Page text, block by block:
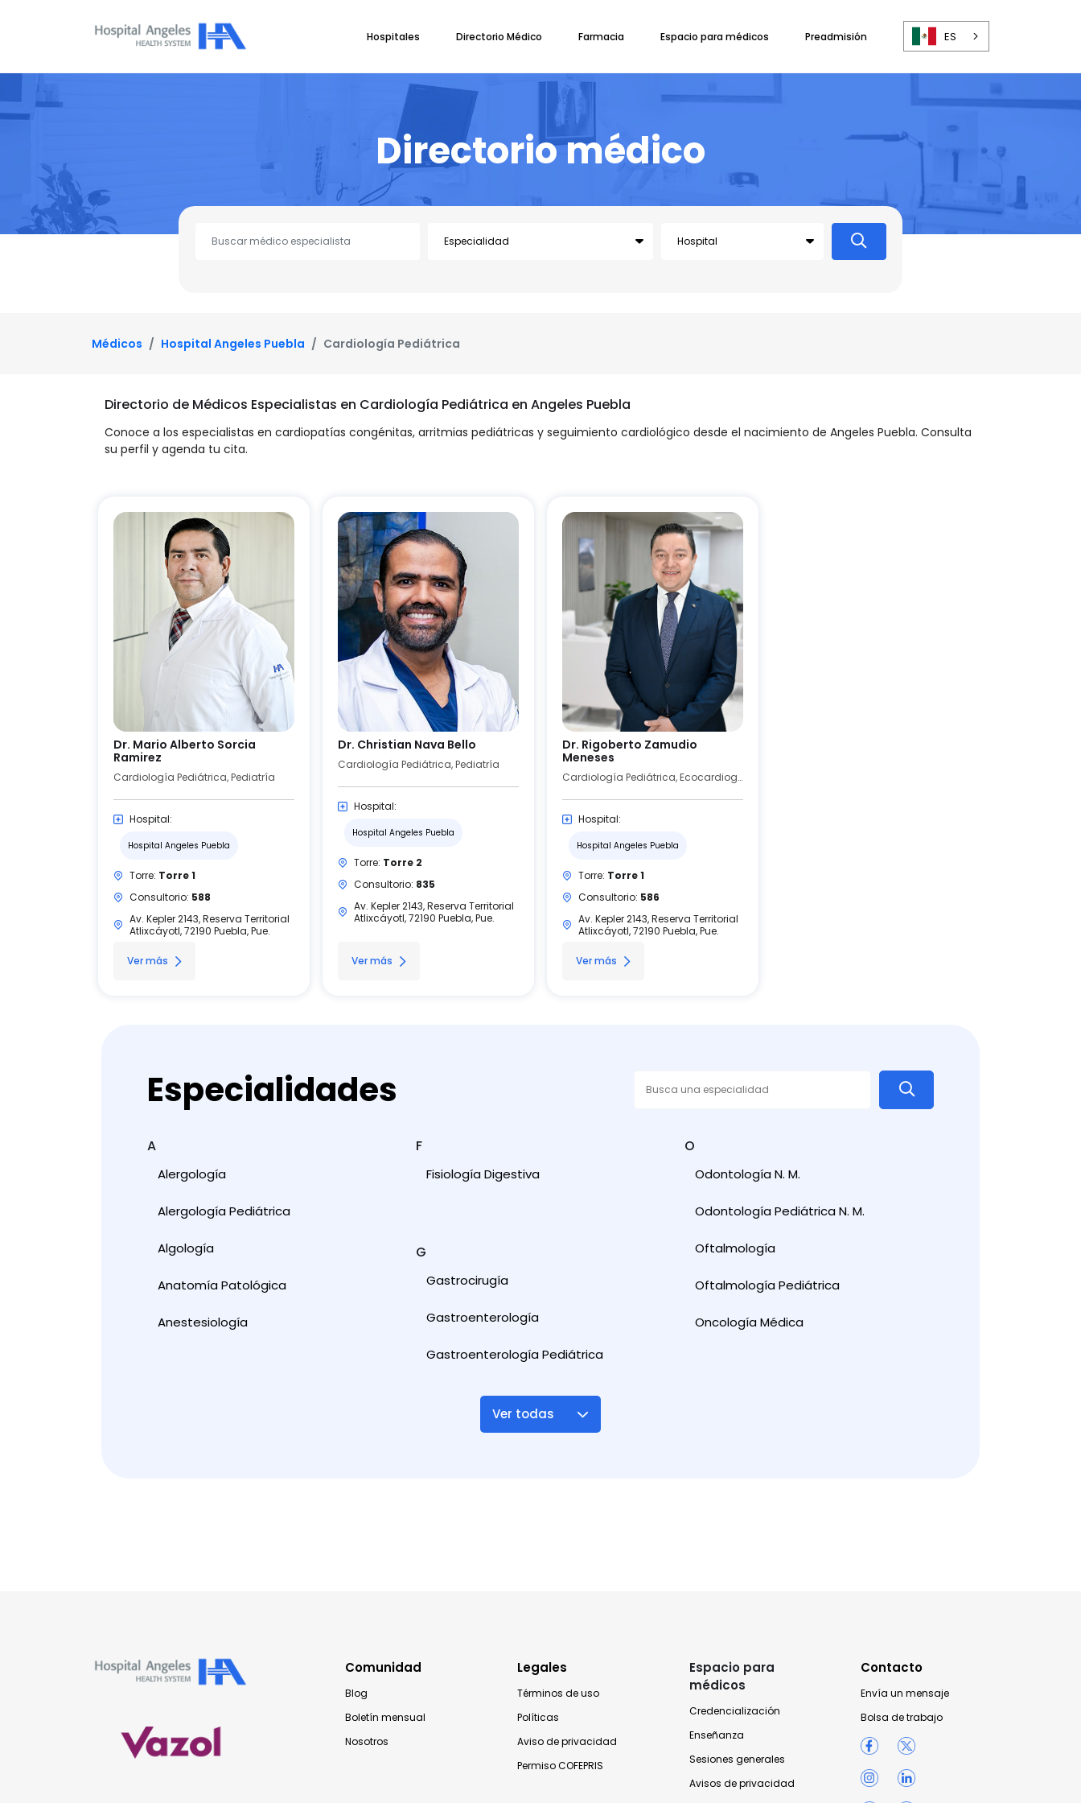
Hospitales Directorio Médico Farmacia Espacio para médicos Preadmisión ES
Directorio médico
Médicos Hospital Angeles Puebla Cardiología Pediátrica
Directorio de Médicos Especialistas en Cardiología Pediátrica en Angeles Puebla
Conoce a los especialistas en cardiopatías congénitas, arritmias pediátricas y seguimiento cardiológico desde el nacimiento de Angeles Puebla. Consulta
su perfil y agenda tu cita.
Dr. Mario Alberto Sorcia
Ramirez
Cardiología Pediátrica, Pediatría
Hospital:
Hospital Angeles Puebla
Torre: Torre 1
Consultorio: 588
Av. Kepler 2143, Reserva Territorial
Atlixcáyotl, 72190 Puebla, Pue.
Ver más
Dr. Christian Nava Bello
Cardiología Pediátrica, Pediatría
Hospital:
Hospital Angeles Puebla
Torre: Torre 2
Consultorio: 835
Av. Kepler 2143, Reserva Territorial
Atlixcáyotl, 72190 Puebla, Pue.
Ver más
Dr. Rigoberto Zamudio
Meneses
Cardiología Pediátrica, Ecocardiografía, Pediatría
Hospital:
Hospital Angeles Puebla
Torre: Torre 1
Consultorio: 586
Av. Kepler 2143, Reserva Territorial
Atlixcáyotl, 72190 Puebla, Pue.
Ver más
Especialidades
A
Alergología
Alergología Pediátrica
Algología
Anatomía Patológica
Anestesiología
F
Fisiología Digestiva
G
Gastrocirugía
Gastroenterología
Gastroenterología Pediátrica
O
Odontología N. M.
Odontología Pediátrica N. M.
Oftalmología
Oftalmología Pediátrica
Oncología Médica
Ver todas
Comunidad
Blog
Boletín mensual
Nosotros
Legales
Términos de uso
Políticas
Aviso de privacidad
Permiso COFEPRIS
Espacio para
médicos
Credencialización
Enseñanza
Sesiones generales
Avisos de privacidad
Contacto
Envía un mensaje
Bolsa de trabajo